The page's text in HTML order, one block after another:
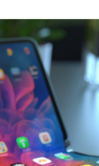
Anmelden